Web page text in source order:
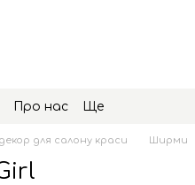
Про нас Ще
для салону краси Ширми